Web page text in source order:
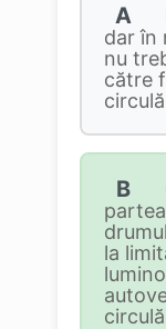
A
dar în
nu
către
B
la